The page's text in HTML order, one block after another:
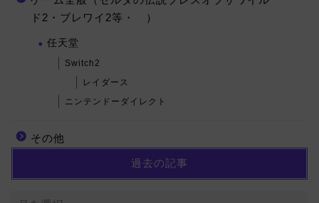
ド2・ブレワイ2等・ ）
任天堂
Switch2
レイダース
ニンテンドーダイレクト
その他
過去の記事